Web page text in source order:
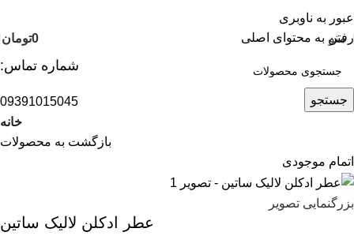
عبور به ناوبری
رفتن به محتوای اصلی
منو 0تومان
جستجو
شماره تماس:
09391015045
خانه
بازگشت به محصولات
اتمام موجودی
بزرگنمایی تصویر
عطر ادکلن لالیک ساتین